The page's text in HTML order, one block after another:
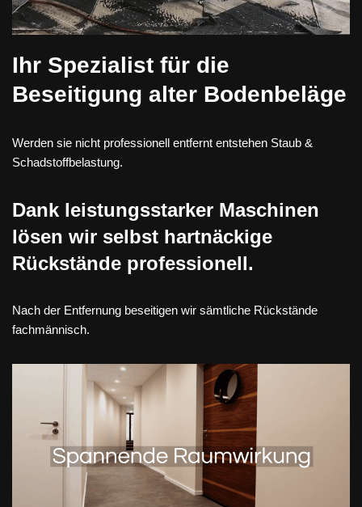
Ihr Spezialist für die
Beseitigung alter Bodenbeläge
Werden sie nicht professionell entfernt entstehen Staub &
Schadstoffbelastung.
Dank leistungsstarker Maschinen
lösen wir selbst hartnäckige
Rückstände professionell.
Nach der Entfernung beseitigen wir sämtliche Rückstände
fachmännisch.